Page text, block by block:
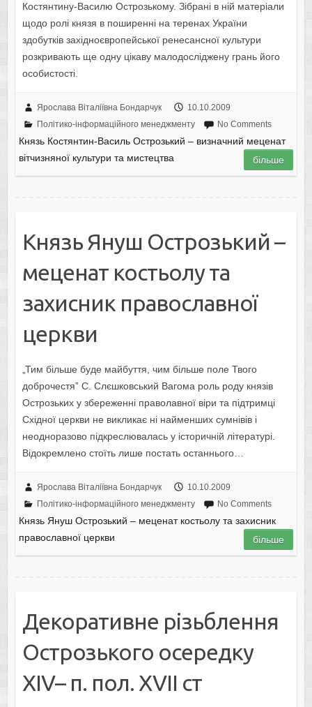
Костянтину-Василю Острозькому. Зібрані в ній матеріали
щодо ролі князя в поширенні на теренах України
здобутків західноєвропейської ренесансної культури
розкривають ще одну цікаву малодосліджену грань його
особистості.
Ярослава Віталіївна Бондарчук
10.10.2009
Політико-інформаційного менеджменту
No Comments
Князь Костянтин-Василь Острозький – визначний меценат
вітчизняної культури та мистецтва
більше
Князь Януш Острозький –
меценат костьолу та
захисник православної
церкви
„Тим більше буде майбуття, чим більше поле Твого
доброчестя” С. Слєшковський Вагома роль роду князів
Острозьких у збереженні праволавної віри та підтримці
Східної церкви не викликає ні найменших сумнівів і
неодноразово підкреслювалась у історичній літературі.
Відокремлено стоїть лише постать останнього…
Ярослава Віталіївна Бондарчук
10.10.2009
Політико-інформаційного менеджменту
No Comments
Князь Януш Острозький – меценат костьолу та захисник
православної церкви
більше
Декоративне різьблення
Острозького осередку
XIV– п. пол. XVIІ ст